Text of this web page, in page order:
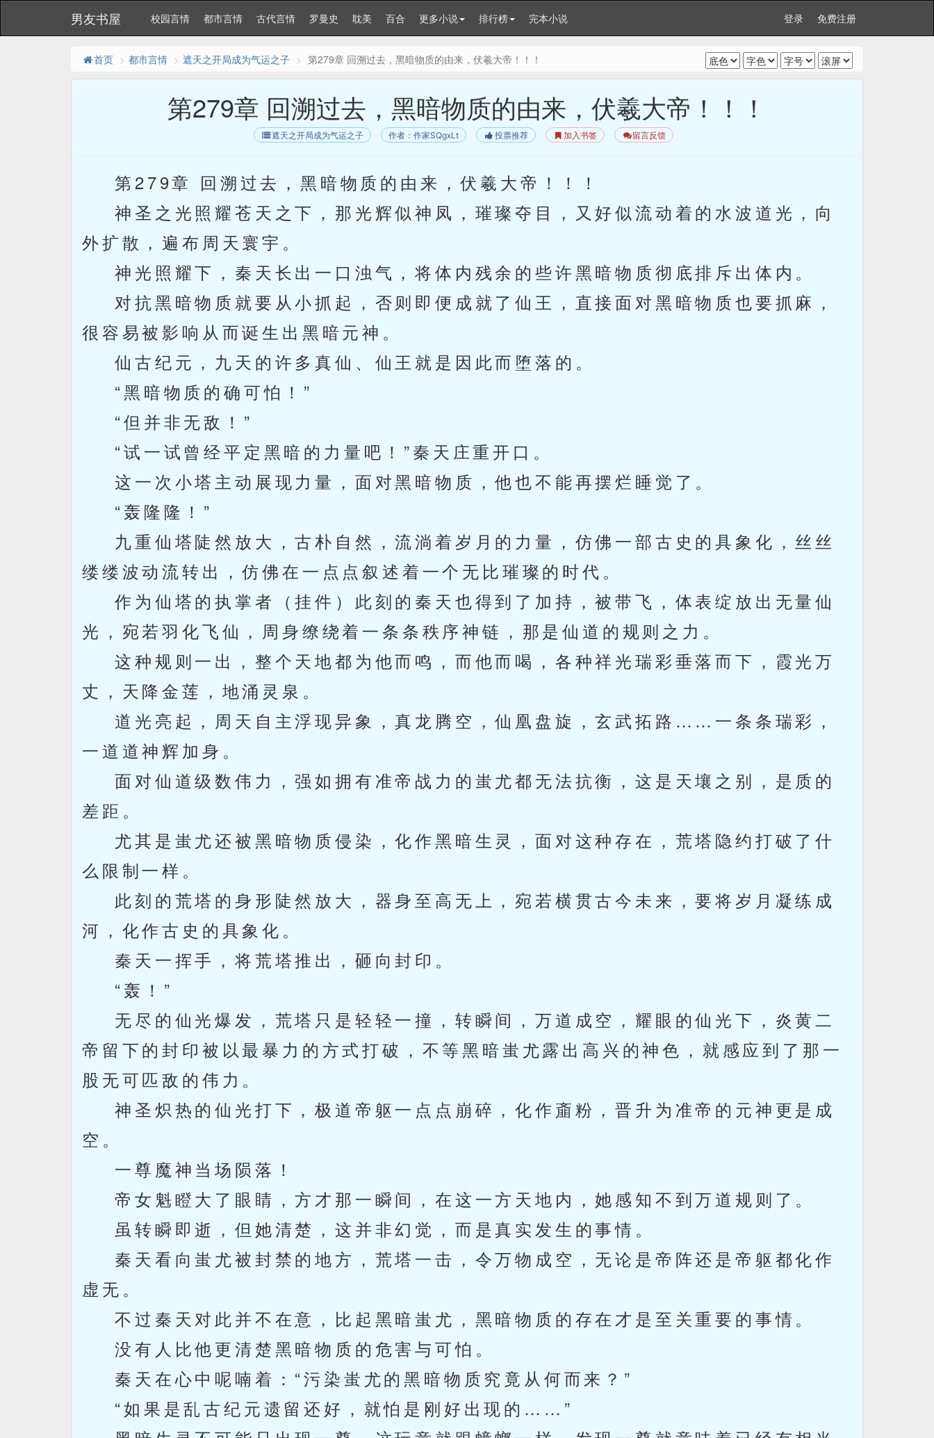
男友书屋 校园言情 都市言情 古代言情 罗曼史 耽美 百合 更多小说 排行榜 完本小说 登录 免费注册
首页 都市言情 遮天之开局成为气运之子 第279章 回溯过去，黑暗物质的由来，伏羲大帝！！！
第279章 回溯过去，黑暗物质的由来，伏羲大帝！！！
遮天之开局成为气运之子 作者：作家SQgxLt 投票推荐 加入书签 留言反馈
第279章 回溯过去，黑暗物质的由来，伏羲大帝！！！
神圣之光照耀苍天之下，那光辉似神凤，璀璨夺目，又好似流动着的水波道光，向
外扩散，遍布周天寰宇。
神光照耀下，秦天长出一口浊气，将体内残余的些许黑暗物质彻底排斥出体内。
对抗黑暗物质就要从小抓起，否则即便成就了仙王，直接面对黑暗物质也要抓麻，
很容易被影响从而诞生出黑暗元神。
仙古纪元，九天的许多真仙、仙王就是因此而堕落的。
“黑暗物质的确可怕！”
“但并非无敌！”
“试一试曾经平定黑暗的力量吧！”秦天庄重开口。
这一次小塔主动展现力量，面对黑暗物质，他也不能再摆烂睡觉了。
“轰隆隆！”
九重仙塔陡然放大，古朴自然，流淌着岁月的力量，仿佛一部古史的具象化，丝丝
缕缕波动流转出，仿佛在一点点叙述着一个无比璀璨的时代。
作为仙塔的执掌者（挂件）此刻的秦天也得到了加持，被带飞，体表绽放出无量仙
光，宛若羽化飞仙，周身缭绕着一条条秩序神链，那是仙道的规则之力。
这种规则一出，整个天地都为他而鸣，而他而喝，各种祥光瑞彩垂落而下，霞光万
丈，天降金莲，地涌灵泉。
道光亮起，周天自主浮现异象，真龙腾空，仙凰盘旋，玄武拓路……一条条瑞彩，
一道道神辉加身。
面对仙道级数伟力，强如拥有准帝战力的蚩尤都无法抗衡，这是天壤之别，是质的
差距。
尤其是蚩尤还被黑暗物质侵染，化作黑暗生灵，面对这种存在，荒塔隐约打破了什
么限制一样。
此刻的荒塔的身形陡然放大，器身至高无上，宛若横贯古今未来，要将岁月凝练成
河，化作古史的具象化。
秦天一挥手，将荒塔推出，砸向封印。
“轰！”
无尽的仙光爆发，荒塔只是轻轻一撞，转瞬间，万道成空，耀眼的仙光下，炎黄二
帝留下的封印被以最暴力的方式打破，不等黑暗蚩尤露出高兴的神色，就感应到了那一
股无可匹敌的伟力。
神圣炽热的仙光打下，极道帝躯一点点崩碎，化作齑粉，晋升为准帝的元神更是成
空。
一尊魔神当场陨落！
帝女魁瞪大了眼睛，方才那一瞬间，在这一方天地内，她感知不到万道规则了。
虽转瞬即逝，但她清楚，这并非幻觉，而是真实发生的事情。
秦天看向蚩尤被封禁的地方，荒塔一击，令万物成空，无论是帝阵还是帝躯都化作
虚无。
不过秦天对此并不在意，比起黑暗蚩尤，黑暗物质的存在才是至关重要的事情。
没有人比他更清楚黑暗物质的危害与可怕。
秦天在心中呢喃着：“污染蚩尤的黑暗物质究竟从何而来？”
“如果是乱古纪元遗留还好，就怕是刚好出现的……”